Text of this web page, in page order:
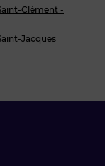
Clément -
Jacques